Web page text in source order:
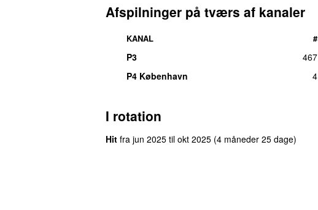
Afspilninger på tværs af kanaler
KANAL #
P3
467
P4 København
4
I rotation
Hit fra jun 2025 til okt 2025 (4 måneder 25 dage)